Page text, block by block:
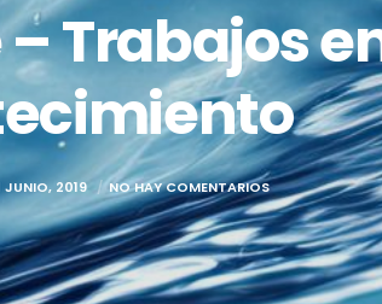
Trabajos
JUNIO, 2019 NO HAY COMENTARIOS